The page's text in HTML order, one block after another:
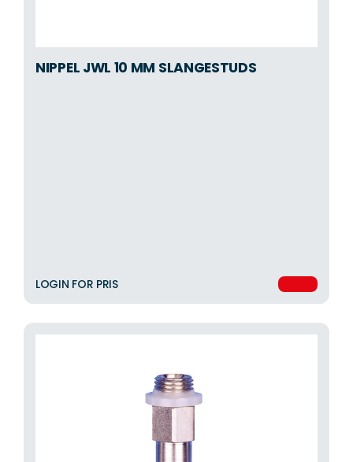
NIPPEL JWL 10 MM SLANGESTUDS
LOGIN FOR PRIS